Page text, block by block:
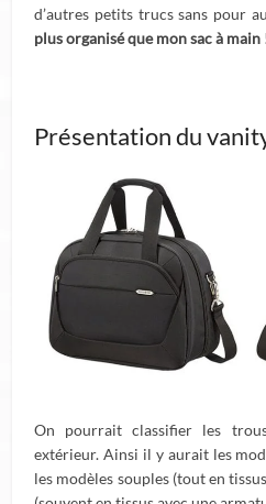
d’autres petits trucs sans pour
plus organisé que mon sac à main !
Présentation du
On pourrait classifier les
extérieur. Ainsi il y aurait les
les modèles souples (tout en